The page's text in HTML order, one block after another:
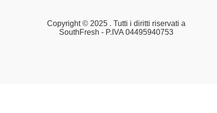
Copyright © 2025 . Tutti i diritti riservati a
SouthFresh - P.IVA 04495940753